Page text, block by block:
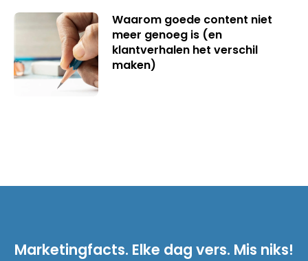
Waarom goede content niet
meer genoeg is (en
klantverhalen het verschil
maken)
Marketingfacts. Elke dag vers. Mis niks!